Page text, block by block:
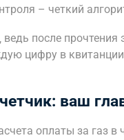
– четкий
ведь после
цифру в
ваш
оплаты за газ в